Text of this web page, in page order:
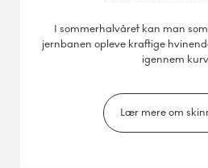
I sommerhalvåret kan man
jernbanen opleve kraftige
igennem
Lær mere om